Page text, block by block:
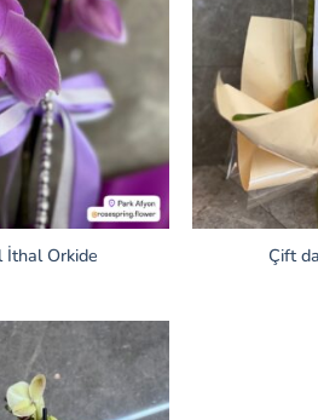
İthal Orkide Çift